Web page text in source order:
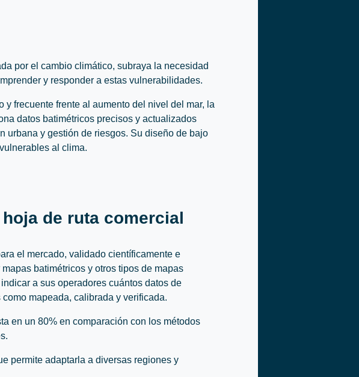
por el cambio climático, subraya la necesidad
y responder a estas vulnerabilidades.
frecuente frente al aumento del nivel del mar, la
datos batimétricos precisos y actualizados
urbana y gestión de riesgos. Su diseño de bajo
al clima.
de ruta comercial
el mercado, validado científicamente e
batimétricos y otros tipos de mapas
a sus operadores cuántos datos de
mapeada, calibrada y verificada.
en un 80% en comparación con los métodos
permite adaptarla a diversas regiones y